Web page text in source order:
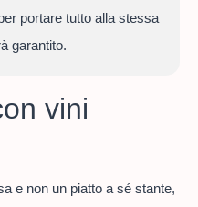
portare tutto alla stessa
garantito.
vini
e non un piatto a sé stante,